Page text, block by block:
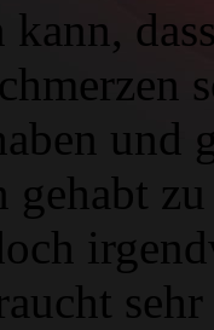
kann,
gehabt